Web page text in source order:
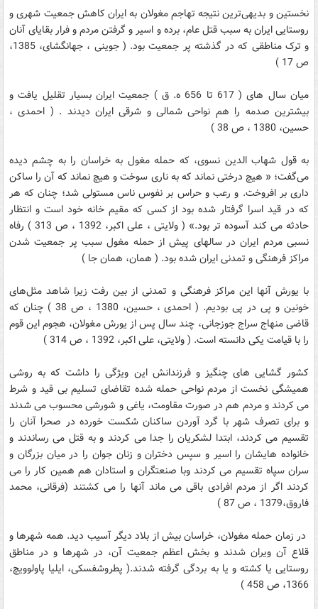
نخستین و بدیهی‌ترین نتیجه تهاجم مغولان به ایران کاهش جمعیت شهری و
روستایی ایران به سبب قتل عام، برده و اسیر و گرفتن مردم و فرار بقایای آنان
و ترک مناطقی که در گذشته پر جمعیت بود. ( جوینی ، جهانگشای، 1385،
ص 17 )
میان سال های ( 617 تا 656 ه. ق ) جمعیت ایران بسیار تقلیل یافت و
بیشترین صدمه را هم نواحی شمالی و شرقی ایران دیدند . ( احمدی ،
حسین، 1380 ، ص 38 )
به قول شهاب الدین نسوی، که حمله مغول به خراسان را به چشم دیده
می‌گفت؛ « هیچ درختی نماند که به ناری سوخت و هیچ نماند که آن را ساکن
داری بر افروخت. و رعب و حراس بر نفوس ناس مستولی شد؛ چنان که هر
که در قید اسرا گرفتار شده بود از کسی که مقیم خانه خود است و انتظار
حادثه می کند آسوده تر بود.» ( ولایتی ، علی اکبر، 1392 ، ص 313 ) رفاه
نسبی مردم ایران در سالهای پیش از حمله مغول سبب پر جمعیت شدن
مراکز فرهنگی و تمدنی ایران شده بود. ( همان، همان جا )
با یورش آنها این مراکز فرهنگی و تمدنی از بین رفت زیرا شاهد مثل‌های
خونین و پی در پی بودیم. ( احمدی ، حسین، 1380 ، ص 38 ) چنان که
قاضی منهاج سراج جوزجانی، چند سال پس از یورش مغولان، هجوم این قوم
را با قیامت یکی دانسته است. ( ولایتی، علی اکبر، 1392 ، ص 314 )
کشور گشایی های چنگیز و فرزندانش این ویژگی را داشت که به روشی
همیشگی نخست از مردم نواحی حمله شده تقاضای تسلیم بی قید و شرط
می کردند و مردم هم در صورت مقاومت، یاغی و شورشی محسوب می شدند
و برای تصرف شهر با گرد آوردن ساکنان شکست خورده در صحرا آنان را
تقسیم می کردند، ابتدا لشکریان را جدا می کردند و به قتل می رساندند و
خانواده هایشان را اسیر و سپس دختران و زنان جوان را در میان بزرگان و
سران سپاه تقسیم می کردند وبا صنعتگران و استادان هم همین کار را می
کردند اگر از مردم افرادی باقی می ماند آنها را می کشتند (فرقانی، محمد
فاروق،1379 ، ص 87 )
در زمان حمله مغولان، خراسان بیش از بلاد دیگر آسیب دید. همه شهرها و
قلاع آن ویران شدند و بخش اعظم جمعیت آن، در شهرها و در مناطق
روستایی یا کشته و یا به بردگی گرفته شدند.( پطروشفسکی، ایلیا پاولوویچ،
1366، ص 458 )